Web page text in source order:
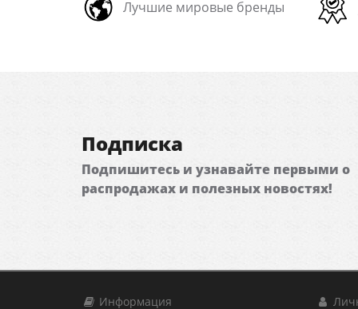
Лучшие мировые бренды
Подписка
Подпишитесь и узнавайте первыми о
распродажах и полезных новостях!
Информация